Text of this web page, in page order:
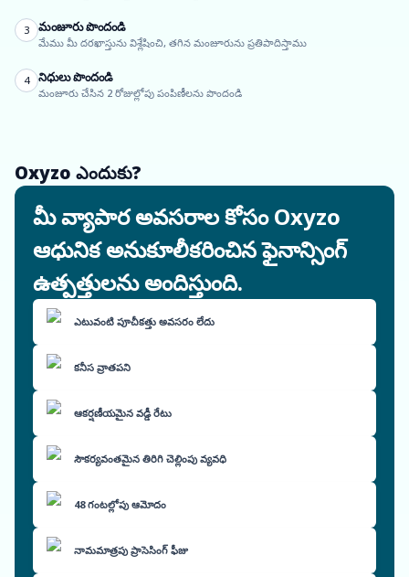
3 మంజూరు పొందండి
మేము మీ దరఖాస్తును విశ్లేషించి, తగిన మంజూరును ప్రతిపాదిస్తాము
4 నిధులు పొందండి
మంజూరు చేసిన 2 రోజుల్లోపు పంపిణీలను పొందండి
Oxyzo ఎందుకు?
మీ వ్యాపార అవసరాల కోసం Oxyzo
ఆధునిక అనుకూలీకరించిన ఫైనాన్సింగ్
ఉత్పత్తులను అందిస్తుంది.
ఎటువంటి పూచీకత్తు అవసరం లేదు
కనీస వ్రాతపని
ఆకర్షణీయమైన వడ్డీ రేటు
సౌకర్యవంతమైన తిరిగి చెల్లింపు వ్యవధి
48 గంటల్లోపు ఆమోదం
నామమాత్రపు ప్రాసెసింగ్ ఫీజు